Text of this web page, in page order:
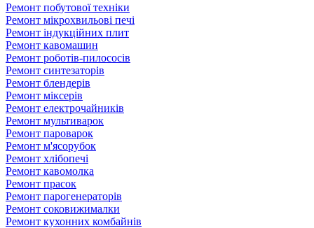
Ремонт побутової техніки
Ремонт мікрохвильові печі
Ремонт індукційних плит
Ремонт кавомашин
Ремонт роботів-пилососів
Ремонт синтезаторів
Ремонт блендерiв
Ремонт мiксерiв
Ремонт електрочайників
Ремонт мультиварок
Ремонт пароварок
Ремонт м'ясорубок
Ремонт хлiбопечi
Ремонт кавомолка
Ремонт прасок
Ремонт парогенераторiв
Ремонт соковижималки
Ремонт кухонних комбайнів